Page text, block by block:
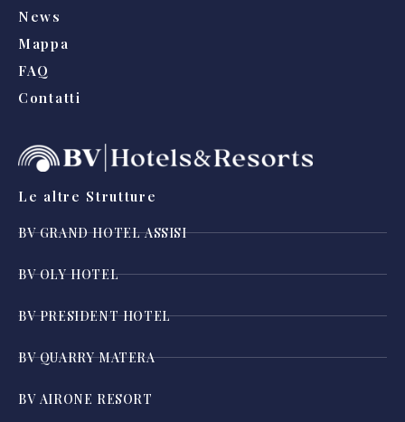
News
Mappa
FAQ
Contatti
Le altre Strutture
BV GRAND HOTEL ASSISI
BV OLY HOTEL
BV PRESIDENT HOTEL
BV QUARRY MATERA
BV AIRONE RESORT